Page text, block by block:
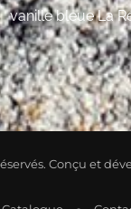
vanille bleue La
Conçu et